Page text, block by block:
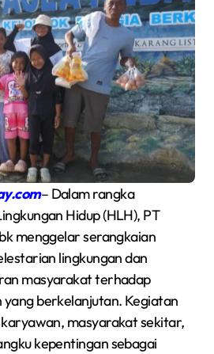
– Dalam rangka
Hidup (HLH), PT
menggelar serangkaian
lingkungan dan
masyarakat terhadap
yang berkelanjutan. Kegiatan
masyarakat sekitar,
kepentingan sebagai